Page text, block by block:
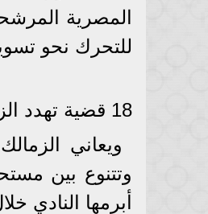
المصرية
للتحرك نحو
18 قضية تهدد الزمالك
وتتنوع بين
أبرمها النادي